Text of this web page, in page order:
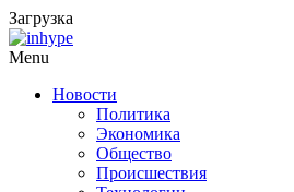
Загрузка
Menu
Новости
Политика
Экономика
Общество
Происшествия